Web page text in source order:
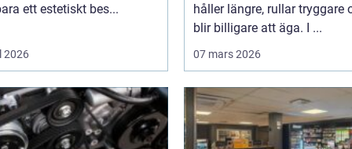
ett estetiskt bes...
2026
håller längre, rullar tryggare
blir billigare att äga. I ...
07 mars 2026